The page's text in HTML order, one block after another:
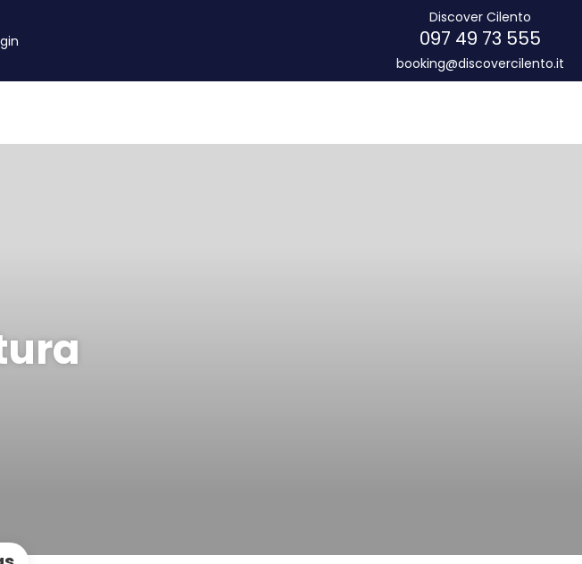
Discover Cilento
097 49 73 555
booking@discovercilento.it